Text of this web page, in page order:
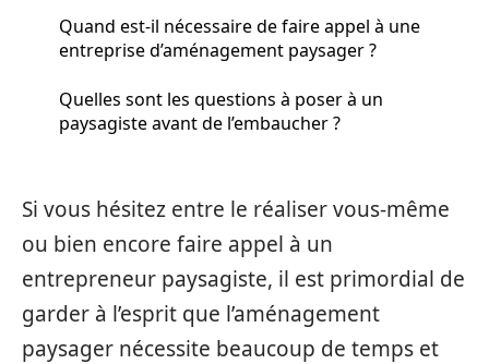
Quand est-il nécessaire de faire appel à une
entreprise d’aménagement paysager ?
Quelles sont les questions à poser à un
paysagiste avant de l’embaucher ?
Si vous hésitez entre le réaliser vous-même
ou bien encore faire appel à un
entrepreneur paysagiste, il est primordial de
garder à l’esprit que l’aménagement
paysager nécessite beaucoup de temps et